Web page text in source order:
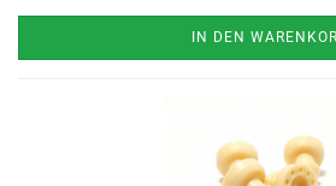
IN DEN